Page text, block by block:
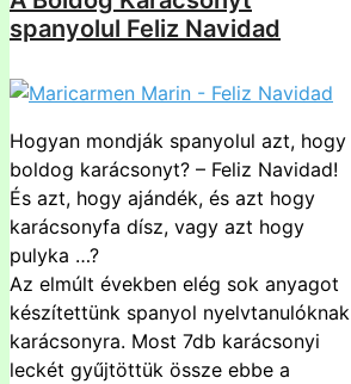
spanyolul Feliz Navidad
Hogyan mondják spanyolul azt, hogy
boldog karácsonyt? – Feliz Navidad!
És azt, hogy ajándék, és azt hogy
karácsonyfa dísz, vagy azt hogy
pulyka …?
Az elmúlt években elég sok anyagot
készítettünk spanyol nyelvtanulóknak
karácsonyra. Most 7db karácsonyi
leckét gyűjtöttük össze ebbe a